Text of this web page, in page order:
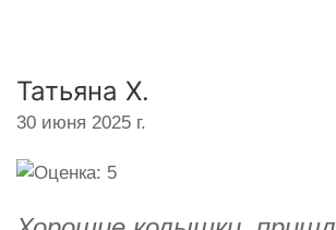
Татьяна Х.
30 июня 2025 г.